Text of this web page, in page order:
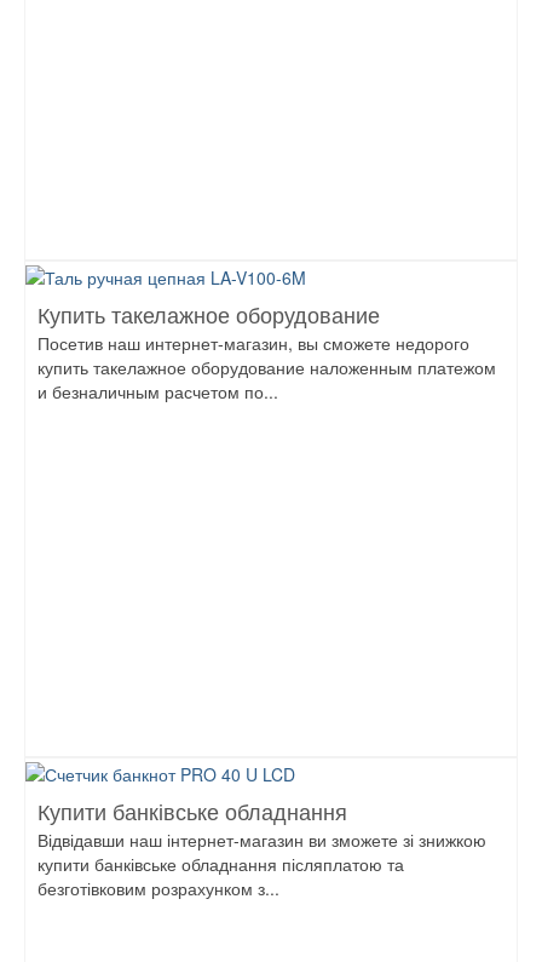
Купить такелажное оборудование
Посетив наш интернет-магазин, вы сможете недорого
купить такелажное оборудование наложенным платежом
и безналичным расчетом по...
Купити банківське обладнання
Відвідавши наш інтернет-магазин ви зможете зі знижкою
купити банківське обладнання післяплатою та
безготівковим розрахунком з...